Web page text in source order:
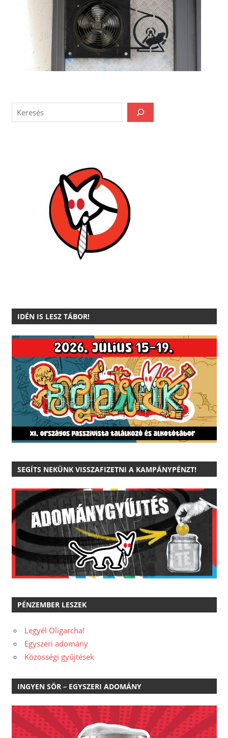
IDÉN IS LESZ TÁBOR!
SEGÍTS NEKÜNK VISSZAFIZETNI A KAMPÁNYPÉNZT!
PÉNZEMBER LESZEK
Legyél Oligarcha!
Egyszeri adomány
Közösségi gyűjtések
INGYEN SÖR – EGYSZERI ADOMÁNY